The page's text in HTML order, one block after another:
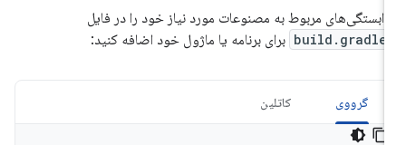
مربوط به مصنوعات مورد نیاز خود را در فایل
build.gradle برای برنامه یا ماژول خود اضافه کنید:
گرووی کاتلین